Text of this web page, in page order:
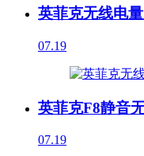
英菲克无线电
07.19
英菲克F8静音
07.19